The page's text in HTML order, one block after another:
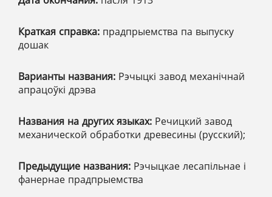
Краткая справка: прадпрыемства па выпуску
дошак
Варианты названия: Рэчыцкі завод механічнай
апрацоўкі дрэва
Названия на других языках: Речицкий завод
механической обработки древесины (русский);
Предыдущие названия: Рэчыцкае лесапільнае і
фанернае прадпрыемства